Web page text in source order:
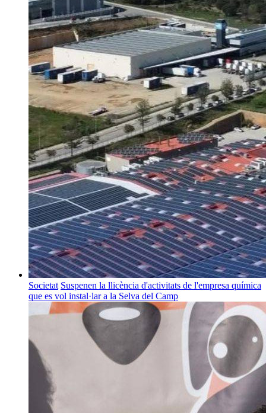
Societat Suspenen la llicència d'activitats de l'empresa química
que es vol instal·lar a la Selva del Camp